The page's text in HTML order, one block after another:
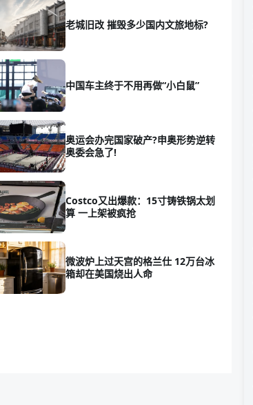
老城旧改 摧毁多少国内文旅地标?
中国车主终于不用再做“小白鼠”
奥运会办完国家破产?申奥形势逆转
奥委会急了!
Costco又出爆款：15寸铸铁锅太划
算 一上架被疯抢
微波炉上过天宫的格兰仕 12万台冰
箱却在美国烧出人命